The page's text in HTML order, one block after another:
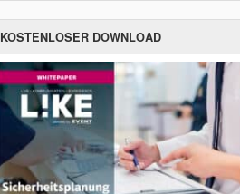
KOSTENLOSER DOWNLOAD